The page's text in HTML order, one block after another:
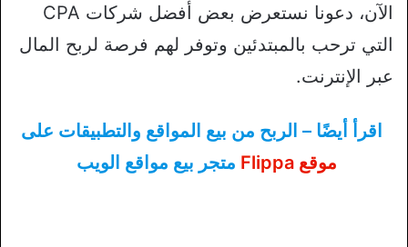
الآن، دعونا نستعرض بعض أفضل شركات CPA
التي ترحب بالمبتدئين وتوفر لهم فرصة لربح المال
عبر الإنترنت.
اقرأ أيضًا – الربح من بيع المواقع والتطبيقات على
موقع Flippa
متجر بيع مواقع الويب